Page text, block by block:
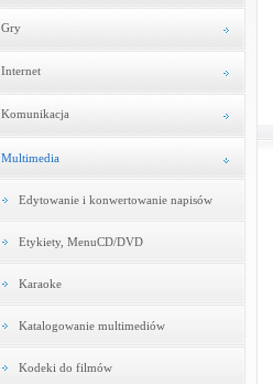
Gry
Internet
Komunikacja
Multimedia
Edytowanie i konwertowanie napisów
Etykiety, MenuCD/DVD
Karaoke
Katalogowanie multimediów
Kodeki do filmów